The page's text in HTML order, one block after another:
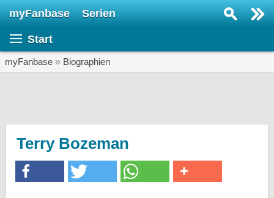
myFanbase Serien
Start
myFanbase » Biographien
Terry Bozeman
Veranstaltungen
KULTUR